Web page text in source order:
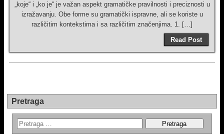
„koje“ i „ko je“ je važan aspekt gramatičke pravilnosti i preciznosti u
izražavanju. Obe forme su gramatički ispravne, ali se koriste u
različitim kontekstima i sa različitim značenjima. 1. […]
Read Post
Pretraga